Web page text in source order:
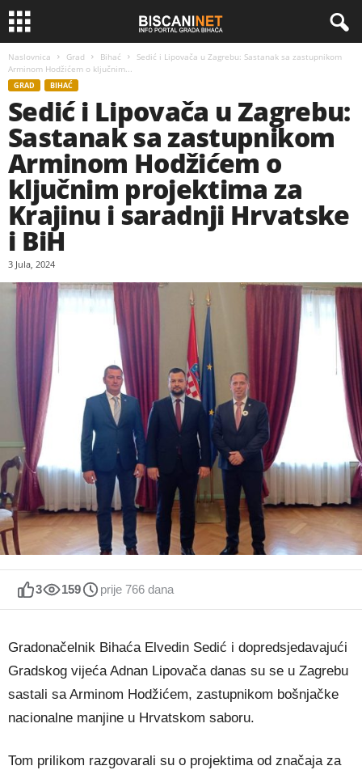
Naslovnica Grad Bihać
Sedić i Lipovača u Zagrebu: Sastanak sa zastupnikom
Arminom Hodžićem o ključnim...
GRAD BIHAĆ
Sedić i Lipovača u Zagrebu:
Sastanak sa zastupnikom
Arminom Hodžićem o
ključnim projektima za
Krajinu i saradnji Hrvatske
i BiH
3 Jula, 2024
3 159 prije 766 dana
Gradonačelnik Bihaća Elvedin Sedić i dopredsjedavajući
Gradskog vijeća Adnan Lipovača danas su se u Zagrebu
sastali sa Arminom Hodžićem, zastupnikom bošnjačke
nacionalne manjine u Hrvatskom saboru.
Tom prilikom razgovarali su o projektima od značaja za